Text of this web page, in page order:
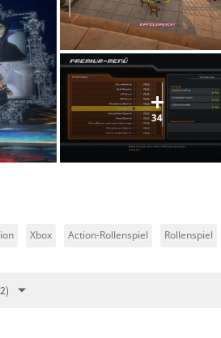
34
Xbox Action-Rollenspiel Rollenspiel